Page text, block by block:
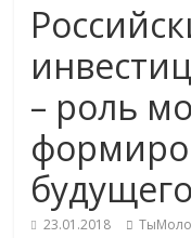
– роль
будущего
23.01.2018